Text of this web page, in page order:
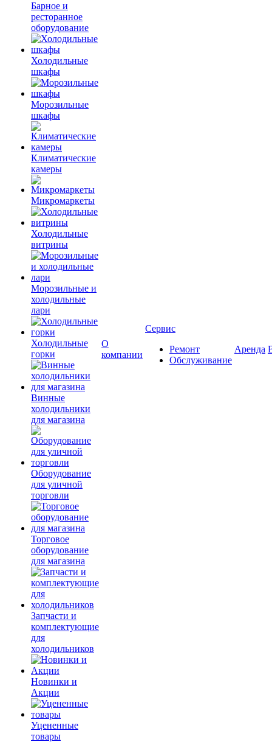
Барное и
ресторанное
оборудование
Холодильные
шкафы
Морозильные
шкафы
Климатические
камеры
Микромаркеты
Холодильные
витрины
Морозильные и
холодильные
лари
Холодильные
горки
Винные
холодильники
для магазина
Оборудование
для уличной
торговли
Торговое
оборудование
для магазина
Запчасти и
комплектующие
для
холодильников
Новинки и
Акции
Уцененные
товары
О
компании
Сервис
Ремонт
Обслуживание
Аренда